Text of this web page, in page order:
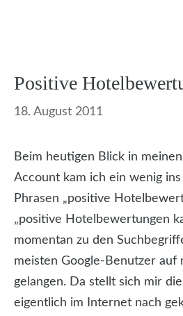
Positive
18. August 2011
Beim heutigen Blick in
Account kam ich ein wenig
Phrasen „positive
„positive Hotelbewertungen
momentan zu den
meisten Google-Benutzer auf
gelangen. Da stellt sich mir
eigentlich im Internet nach